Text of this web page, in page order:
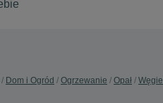
Dom i Ogród Ogrzewanie Opał Węgiel